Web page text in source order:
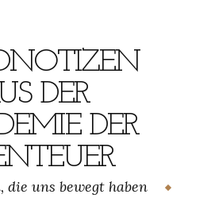
DER
DER
die uns bewegt haben